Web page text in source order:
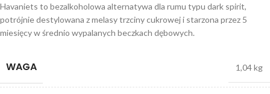
Havaniets to bezalkoholowa alternatywa dla rumu typu dark spirit,
potrójnie destylowana z melasy trzciny cukrowej i starzona przez 5
miesięcy w średnio wypalanych beczkach dębowych.
WAGA 1,04 kg